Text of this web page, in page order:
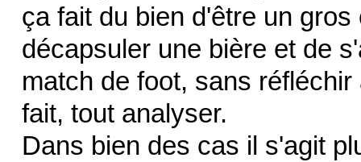
ça fait du bien d'être un
décapsuler une bière et de
match de foot, sans
fait, tout analyser.
Dans bien des cas il s'agit